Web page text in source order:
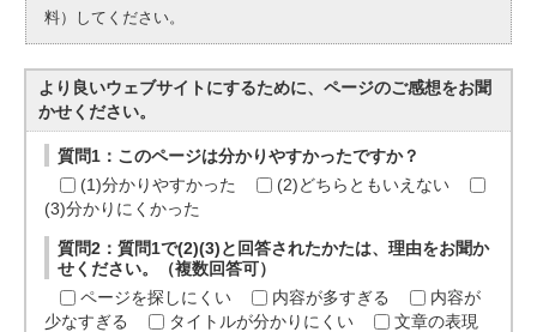
料）してください。
より良いウェブサイトにするために、ページのご感想をお聞
かせください。
質問1：このページは分かりやすかったですか？
(1)分かりやすかった
(2)どちらともいえない
(3)分かりにくかった
質問2：質問1で(2)(3)と回答されたかたは、理由をお聞か
せください。（複数回答可）
ページを探しにくい
内容が多すぎる
内容が
少なすぎる
タイトルが分かりにくい
文章の表現